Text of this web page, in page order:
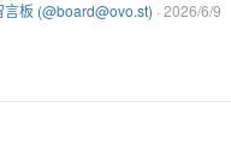
言板 (@board@ovo.st) · 2026/6/9